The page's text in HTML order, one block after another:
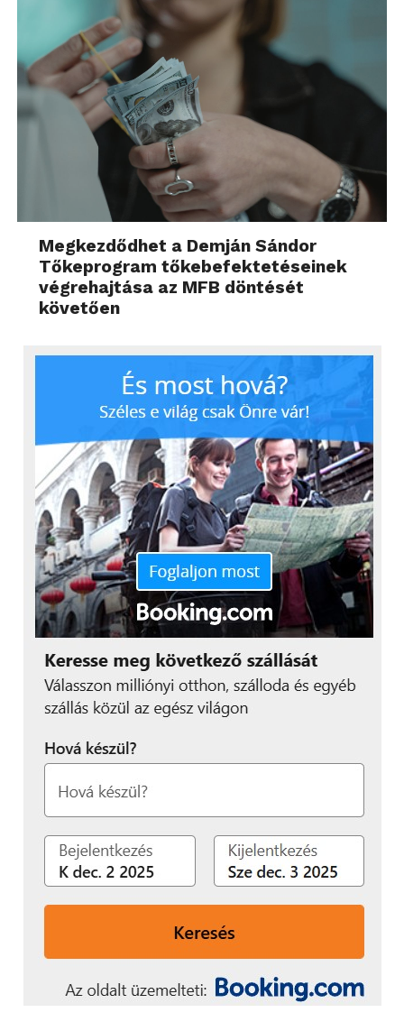
Megkezdődhet a Demján Sándor
Tőkeprogram tőkebefektetéseinek
végrehajtása az MFB döntését
követően